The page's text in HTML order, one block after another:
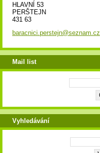
HLAVNÍ 53
PERŠTEJN
431 63
baracnici.perstejn@seznam.cz
Mail list
Vyhledávání